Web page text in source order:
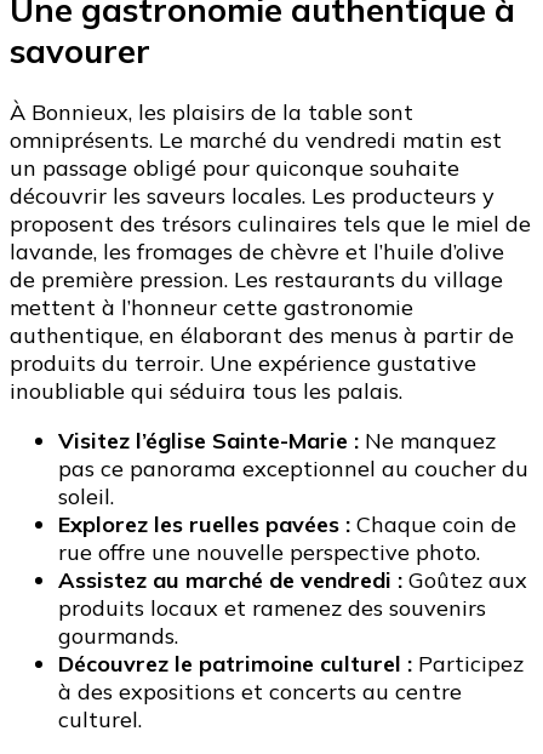
Une gastronomie authentique à
savourer
À Bonnieux, les plaisirs de la table sont
omniprésents. Le marché du vendredi matin est
un passage obligé pour quiconque souhaite
découvrir les saveurs locales. Les producteurs y
proposent des trésors culinaires tels que le miel de
lavande, les fromages de chèvre et l’huile d’olive
de première pression. Les restaurants du village
mettent à l’honneur cette gastronomie
authentique, en élaborant des menus à partir de
produits du terroir. Une expérience gustative
inoubliable qui séduira tous les palais.
Visitez l’église Sainte-Marie : Ne manquez
pas ce panorama exceptionnel au coucher du
soleil.
Explorez les ruelles pavées : Chaque coin de
rue offre une nouvelle perspective photo.
Assistez au marché de vendredi : Goûtez aux
produits locaux et ramenez des souvenirs
gourmands.
Découvrez le patrimoine culturel : Participez
à des expositions et concerts au centre
culturel.